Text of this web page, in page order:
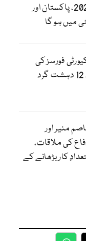
ویمنز ایشیا کپ 2026، پاکستان اور
میں ہو گا
فورسز کی
کامیاب کارروائیاں، 12 دہشت گرد
منیر اور
کی ملاقات،
کار بڑھانے کے